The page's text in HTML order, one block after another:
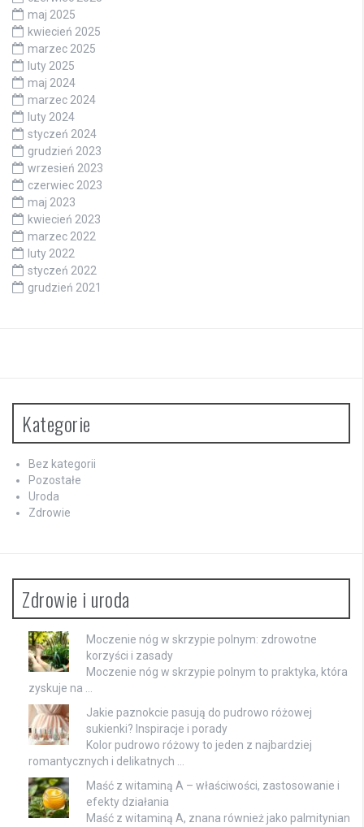
maj 2025
kwiecień 2025
marzec 2025
luty 2025
maj 2024
marzec 2024
luty 2024
styczeń 2024
grudzień 2023
wrzesień 2023
czerwiec 2023
maj 2023
kwiecień 2023
marzec 2022
luty 2022
styczeń 2022
grudzień 2021
Kategorie
Bez kategorii
Pozostałe
Uroda
Zdrowie
Zdrowie i uroda
Moczenie nóg w skrzypie polnym: zdrowotne
korzyści i zasady
Moczenie nóg w skrzypie polnym to praktyka, która
zyskuje na …
Jakie paznokcie pasują do pudrowo różowej
sukienki? Inspiracje i porady
Kolor pudrowo różowy to jeden z najbardziej
romantycznych i delikatnych …
Maść z witaminą A – właściwości, zastosowanie i
efekty działania
Maść z witaminą A, znana również jako palmitynian